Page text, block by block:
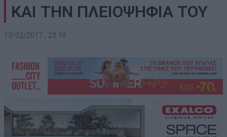
ΚΑΙ ΤΗΝ ΠΛΕΙΟΨΗΦΙΑ ΤΟΥ
13/02/2017 , 23:10